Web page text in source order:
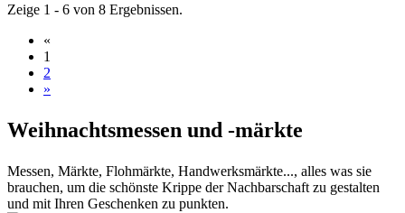
Zeige 1 - 6 von 8 Ergebnissen.
«
1
2
»
Weihnachtsmessen und -märkte
Messen, Märkte, Flohmärkte, Handwerksmärkte..., alles was sie
brauchen, um die schönste Krippe der Nachbarschaft zu gestalten
und mit Ihren Geschenken zu punkten.